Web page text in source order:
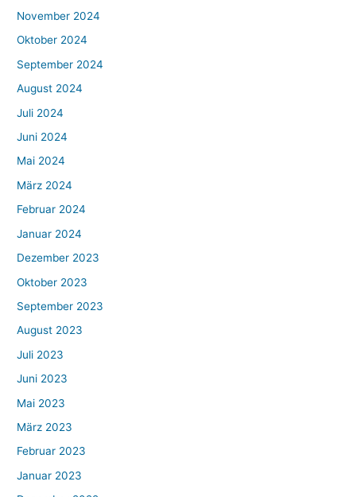
November 2024
Oktober 2024
September 2024
August 2024
Juli 2024
Juni 2024
Mai 2024
März 2024
Februar 2024
Januar 2024
Dezember 2023
Oktober 2023
September 2023
August 2023
Juli 2023
Juni 2023
Mai 2023
März 2023
Februar 2023
Januar 2023